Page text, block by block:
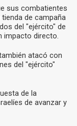
sus combatientes
de campaña
del "ejército" de
impacto directo.
atacó con
del "ejército"
de la
de avanzar y